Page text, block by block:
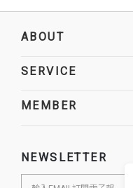
ABOUT
SERVICE
MEMBER
NEWSLETTER